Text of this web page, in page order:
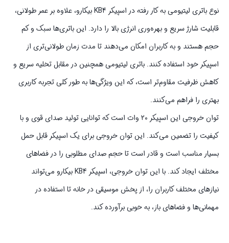
نوع باتری لیتیومی به کار رفته در اسپیکر KB4 بیکارو، علاوه بر عمر طولانی،
قابلیت شارژ سریع و بهره‌وری انرژی بالا را دارد. این باتری‌ها سبک و کم
حجم هستند و به کاربران امکان می‌دهند تا مدت زمان طولانی‌تری از
اسپیکر خود استفاده کنند. باتری لیتیومی همچنین در مقابل تخلیه سریع و
کاهش ظرفیت مقاوم‌تر است، که این ویژگی‌ها به طور کلی تجربه کاربری
بهتری را فراهم می‌کنند.
توان خروجی این اسپیکر ۲۰ وات است که توانایی تولید صدای قوی و با
کیفیت را تضمین می‌کند. این توان خروجی برای یک اسپیکر قابل حمل
بسیار مناسب است و قادر است تا حجم صدای مطلوبی را در فضاهای
مختلف ایجاد کند. با این توان خروجی، اسپیکر KB4 بیکارو می‌تواند
نیازهای مختلف کاربران را، از پخش موسیقی در خانه تا استفاده در
مهمانی‌ها و فضاهای باز، به خوبی برآورده کند.